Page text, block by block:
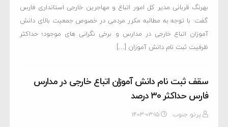
بهرنگ قربانی مدیر کل امور اتباع و مهاجرین خارجی استانداری فارس
گفت: با توجه به مطالبه مکرر مردمی در خصوص جمعیت بالای دانش
آموزان اتباع خارجی در مدارس و برخی نگرانی های موجود؛ حداکثر
ظرفیت ثبت نام دانش آموزان […]
سقف ثبت نام دانش آموزان اتباع خارجی در مدارس
فارس حداکثر ۳۰ درصد
پرتو جنوب ۱۴۰۳-۰۳-۱۵